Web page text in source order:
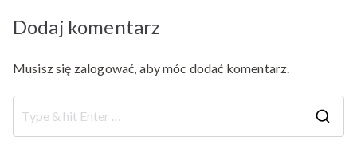
Dodaj komentarz
Musisz się zalogować, aby móc dodać komentarz.